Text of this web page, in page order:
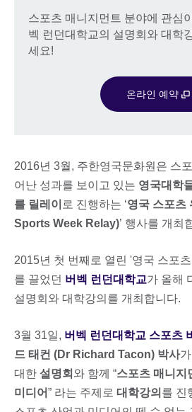
스포츠 매니지먼트 분야에 관심
벡 런던대학교의 설명회와 대학
세요!
온라인 예약
2016년 3월, 주한영국문화원은 스
어난 성과를 보이고 있는 영국대학
를 릴레이 로 진행하는 ‘영국 스포츠
Sports Week Relay)’ 행사를 개최
2015년 첫 번째로 열린 '영국 스포
를 끌었던 버벡 런던대학교가 올해
설명회와 대학강의를 개최합니다.
3월 31일, 버벡 런던대학교 스포츠
드 태컨 (Dr Richard Tacon) 박사
대한 설명회 와 함께 “스포츠 매니지
미디어” 라는 주제로 대학강의 를 진